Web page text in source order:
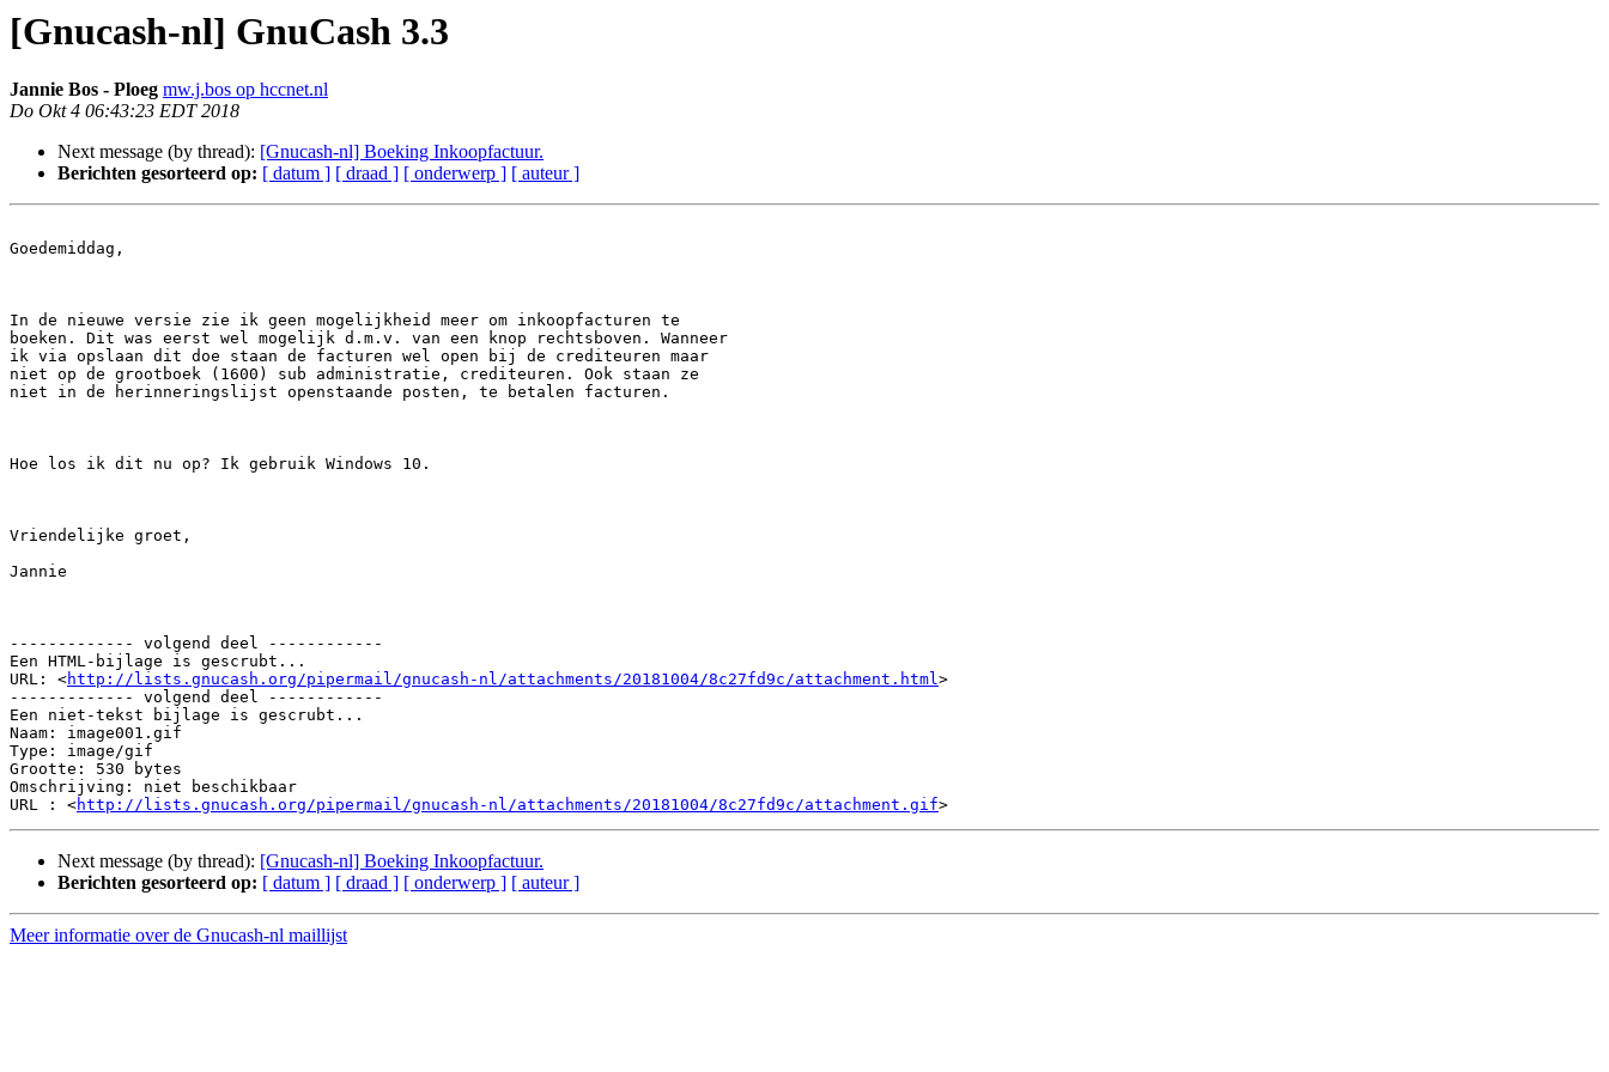
[Gnucash-nl] GnuCash 3.3
Jannie Bos - Ploeg mw.j.bos op hccnet.nl
Do Okt 4 06:43:23 EDT 2018
Next message (by thread): [Gnucash-nl] Boeking Inkoopfactuur.
Berichten gesorteerd op: [ datum ] [ draad ] [ onderwerp ] [ auteur ]
Goedemiddag,
In de nieuwe versie zie ik geen mogelijkheid meer om inkoopfacturen te
boeken. Dit was eerst wel mogelijk d.m.v. van een knop rechtsboven. Wanneer
ik via opslaan dit doe staan de facturen wel open bij de crediteuren maar
niet op de grootboek (1600) sub administratie, crediteuren. Ook staan ze
niet in de herinneringslijst openstaande posten, te betalen facturen.
Hoe los ik dit nu op? Ik gebruik Windows 10.
Vriendelijke groet,
Jannie
------------- volgend deel ------------
Een HTML-bijlage is gescrubt...
URL: <http://lists.gnucash.org/pipermail/gnucash-nl/attachments/20181004/8c27fd9c/attachment.html>
------------- volgend deel ------------
Een niet-tekst bijlage is gescrubt...
Naam: image001.gif
Type: image/gif
Grootte: 530 bytes
Omschrijving: niet beschikbaar
URL : <http://lists.gnucash.org/pipermail/gnucash-nl/attachments/20181004/8c27fd9c/attachment.gif
Next message (by thread): [Gnucash-nl] Boeking Inkoopfactuur.
Berichten gesorteerd op: [ datum ] [ draad ] [ onderwerp ] [ auteur ]
Meer informatie over de Gnucash-nl maillijst